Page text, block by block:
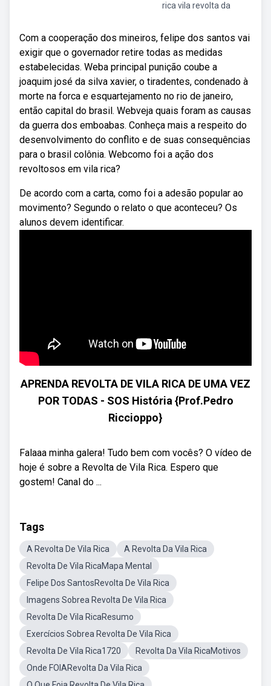
rica vila revolta da
Com a cooperação dos mineiros, felipe dos santos vai
exigir que o governador retire todas as medidas
estabelecidas. Weba principal punição coube a
joaquim josé da silva xavier, o tiradentes, condenado à
morte na forca e esquartejamento no rio de janeiro,
então capital do brasil. Webveja quais foram as causas
da guerra dos emboabas. Conheça mais a respeito do
desenvolvimento do conflito e de suas consequências
para o brasil colônia. Webcomo foi a ação dos
revoltosos em vila rica?
De acordo com a carta, como foi a adesão popular ao
movimento? Segundo o relato o que aconteceu? Os
alunos devem identificar.
APRENDA REVOLTA DE VILA RICA DE UMA VEZ
POR TODAS - SOS História {Prof.Pedro
Riccioppo}
Falaaa minha galera! Tudo bem com vocês? O vídeo de
hoje é sobre a Revolta de Vila Rica. Espero que
gostem! Canal do ...
Tags
A Revolta De Vila Rica
A Revolta Da Vila Rica
Revolta De Vila RicaMapa Mental
Felipe Dos SantosRevolta De Vila Rica
Imagens Sobrea Revolta De Vila Rica
Revolta De Vila RicaResumo
Exercícios Sobrea Revolta De Vila Rica
Revolta De Vila Rica1720
Revolta Da Vila RicaMotivos
Onde FOIARevolta Da Vila Rica